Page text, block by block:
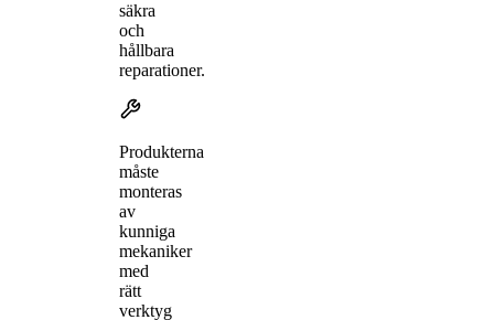
säkra
och
hållbara
reparationer.
Produkterna
måste
monteras
av
kunniga
mekaniker
med
rätt
verktyg